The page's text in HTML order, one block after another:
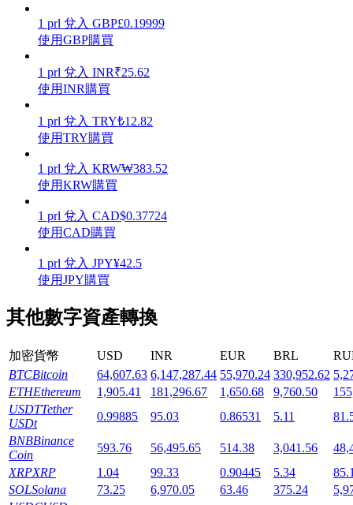
增值寶
使您的資產穩定增值
機槍池
一鍵質押鎖定高收益
Launchpool
活期質押獲得熱門資產
1 prl 兌入 GBP£0.19999
使用GBP購買
1 prl 兌入 INR₹25.62
使用INR購買
1 prl 兌入 TRY₺12.82
使用TRY購買
1 prl 兌入 KRW₩383.52
使用KRW購買
1 prl 兌入 CAD$0.37724
使用CAD購買
1 prl 兌入 JPY¥42.5
使用JPY購買
其他數字資產轉換
加密貨幣 USD INR EUR BRL
BTCBitcoin 64,607.63 6,147,287.44 55,970.24 330,952.62
ETHEthereum 1,905.41 181,296.67 1,650.68 9,760.50
USDTTether
USDt
0.99885 95.03 0.86531 5.11
BNBBinance
Coin
593.76 56,495.65 514.38 3,041.56
XRPXRP 1.04 99.33 0.90445 5.34
SOLSolana 73.25 6,970.05 63.46 375.24